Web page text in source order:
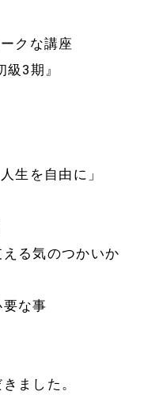
商取引法に基
表示
ルマガジン
クな講座
級3期』
生を自由に」
える気のつかいか
要な事
ました。